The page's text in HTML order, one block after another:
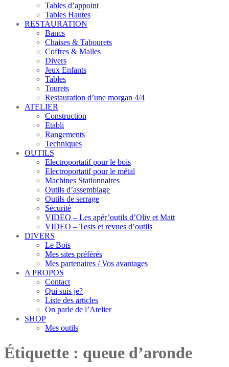
Tables d’appoint
Tables Hautes
RESTAURATION
Bancs
Chaises & Tabourets
Coffres & Malles
Divers
Jeux Enfants
Tables
Tourets
Restauration d’une morgan 4/4
ATELIER
Construction
Etabli
Rangements
Techniques
OUTILS
Electroportatif pour le bois
Electroportatif pour le métal
Machines Stationnaires
Outils d’assemblage
Outils de serrage
Sécurité
VIDEO – Les apér’outils d’Oliv et Matt
VIDEO – Tests et revues d’outils
DIVERS
Le Bois
Mes sites préférés
Mes partenaires / Vos avantages
A PROPOS
Contact
Qui suis je?
Liste des articles
On parle de l’Atelier
SHOP
Mes outils
Étiquette : queue d’aronde